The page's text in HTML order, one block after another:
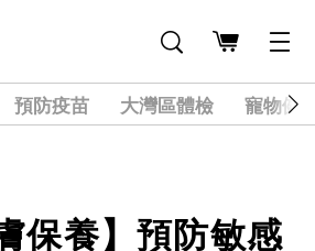
預防疫苗 大灣區體檢 寵物健
保養】預防敏感